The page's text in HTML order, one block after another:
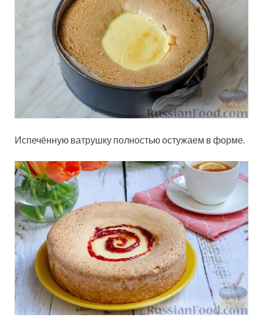
Испечённую ватрушку полностью остужаем в форме.